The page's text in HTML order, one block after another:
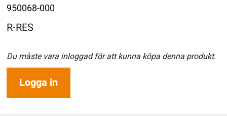
950068-000
R-RES
Du måste vara inloggad för att kunna köpa denna produkt.
Logga in